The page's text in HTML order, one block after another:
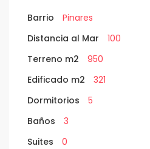
Barrio
Pinares
Distancia al Mar
100
Terreno m2
950
Edificado m2
321
Dormitorios
5
Baños
3
Suites
0